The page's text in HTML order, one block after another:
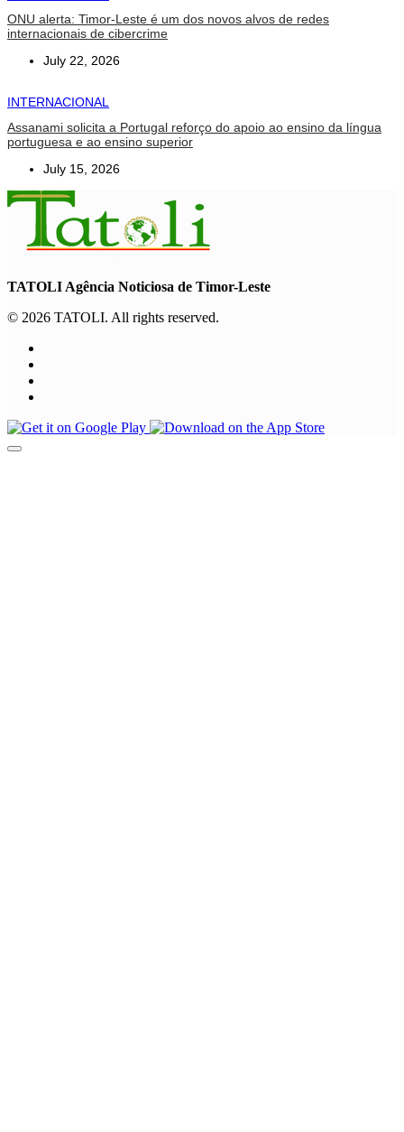
ONU alerta: Timor-Leste é um dos novos alvos de redes
internacionais de cibercrime
July 22, 2026
INTERNACIONAL
Assanami solicita a Portugal reforço do apoio ao ensino da língua
portuguesa e ao ensino superior
July 15, 2026
TATOLI Agência Noticiosa de Timor-Leste
© 2026 TATOLI. All rights reserved.